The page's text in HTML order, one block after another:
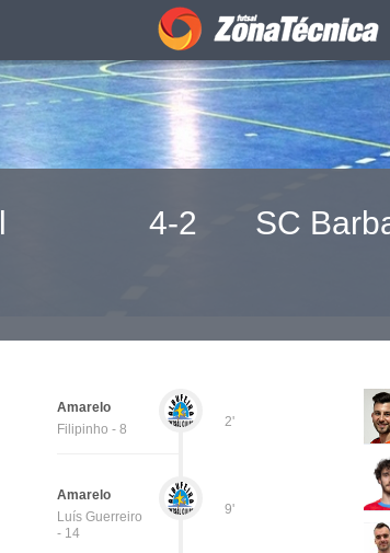
4-2 SC
2'
Amarelo
Filipinho - 8
9'
Amarelo
Luís Guerreiro
- 14